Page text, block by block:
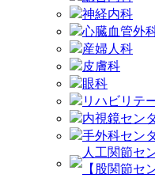
神経内科
心臓血管外
産婦人科
皮膚科
眼科
リハビリテ
内視鏡セン
手外科セン
人工関節セ
【股関節セ